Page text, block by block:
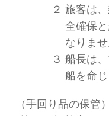
２ 旅客は
全確保
なりませ
３ 船長は
船を命じ
（手回り品の保管）